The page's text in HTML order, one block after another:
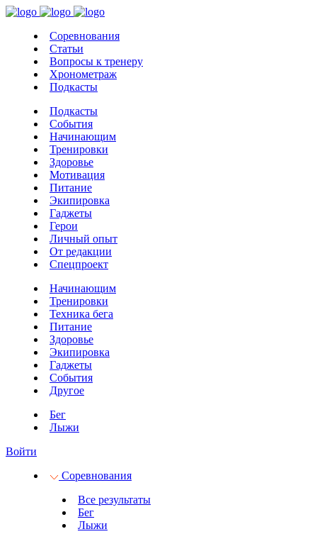
Соревнования
Статьи
Вопросы к тренеру
Хронометраж
Подкасты
Подкасты
События
Начинающим
Тренировки
Здоровье
Мотивация
Питание
Экипировка
Гаджеты
Герои
Личный опыт
От редакции
Спецпроект
Начинающим
Тренировки
Техника бега
Питание
Здоровье
Экипировка
Гаджеты
События
Другое
Бег
Лыжи
Войти
Соревнования
Все результаты
Бег
Лыжи